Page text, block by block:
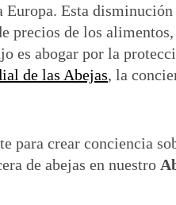
Esta
precios de los
es abogar por la
de las Abejas, la
para crear conciencia
de abejas en nuestro